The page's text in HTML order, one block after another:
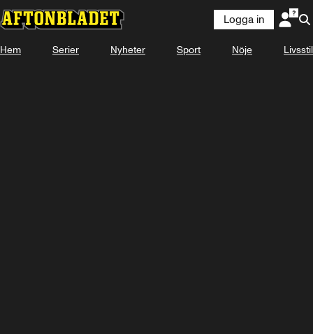
Logga in
Hem Serier Nyheter Sport Nöje Livsstil